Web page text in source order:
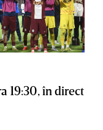
19:30, în direct